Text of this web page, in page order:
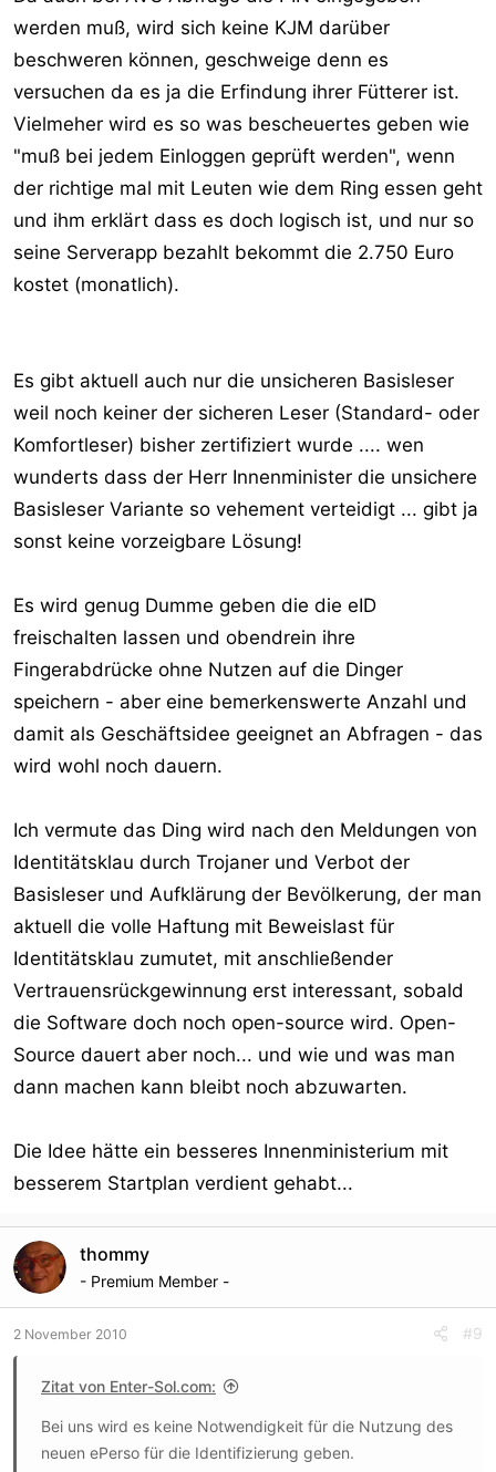
werden muß, wird sich keine KJM darüber
beschweren können, geschweige denn es
versuchen da es ja die Erfindung ihrer Fütterer ist.
Vielmeher wird es so was bescheuertes geben wie
"muß bei jedem Einloggen geprüft werden", wenn
der richtige mal mit Leuten wie dem Ring essen geht
und ihm erklärt dass es doch logisch ist, und nur so
seine Serverapp bezahlt bekommt die 2.750 Euro
kostet (monatlich).
Es gibt aktuell auch nur die unsicheren Basisleser
weil noch keiner der sicheren Leser (Standard- oder
Komfortleser) bisher zertifiziert wurde .... wen
wunderts dass der Herr Innenminister die unsichere
Basisleser Variante so vehement verteidigt ... gibt ja
sonst keine vorzeigbare Lösung!
Es wird genug Dumme geben die die eID
freischalten lassen und obendrein ihre
Fingerabdrücke ohne Nutzen auf die Dinger
speichern - aber eine bemerkenswerte Anzahl und
damit als Geschäftsidee geeignet an Abfragen - das
wird wohl noch dauern.
Ich vermute das Ding wird nach den Meldungen von
Identitätsklau durch Trojaner und Verbot der
Basisleser und Aufklärung der Bevölkerung, der man
aktuell die volle Haftung mit Beweislast für
Identitätsklau zumutet, mit anschließender
Vertrauensrückgewinnung erst interessant, sobald
die Software doch noch open-source wird. Open-
Source dauert aber noch... und wie und was man
dann machen kann bleibt noch abzuwarten.
Die Idee hätte ein besseres Innenministerium mit
besserem Startplan verdient gehabt...
thommy
- Premium Member -
2 November 2010 #9
Zitat von Enter-Sol.com:
Bei uns wird es keine Notwendigkeit für die Nutzung des
neuen ePerso für die Identifizierung geben.